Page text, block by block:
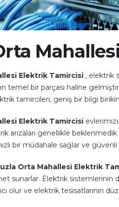
Elektrik Tamircisi , elektrik
temel bir parçası haline
tamircileri, geniş bir bilgi
Elektrik Tamircisi
arızaları genellikle
bir müdahale sağlar ve güvenli
Orta Mahallesi Elektrik
sunarlar. Elektrik sistemlerinin
olur ve elektrik tesisatlarının